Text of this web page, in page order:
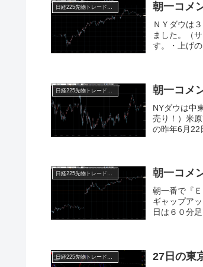
日経225先物トレード倶楽部 朝一コメ
ＮＹダウは
ました。（
す。・上げ
朝一コメ
NYダウは中
売り！）米
の昨年6月22
日経225先物トレード倶楽部 朝一コメ
朝一番で『
ギャップア
日は６０分
27日の東